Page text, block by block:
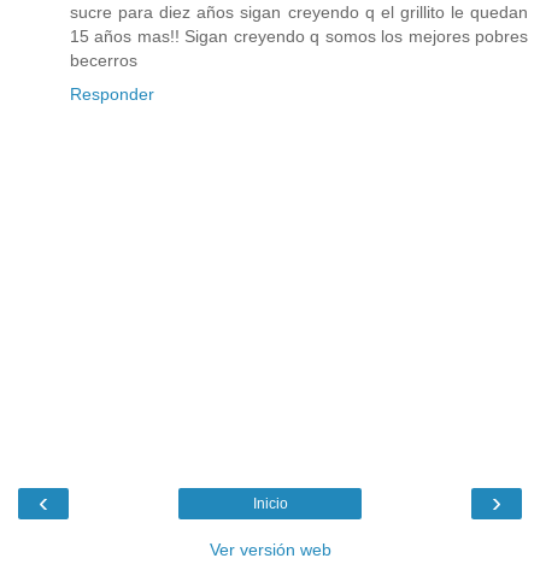
sucre para diez años sigan creyendo q el grillito le quedan
15 años mas!! Sigan creyendo q somos los mejores pobres
becerros
Responder
‹ ›
Inicio
Ver versión web